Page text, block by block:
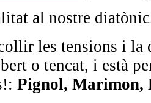
al nostre
les tensions i la
o tencat, i està
Pignol, Marimon,